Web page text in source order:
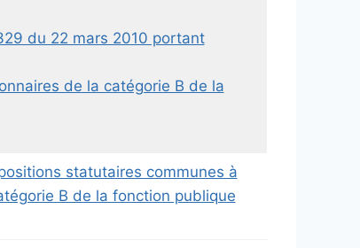
du 22 mars 2010 portant
de la catégorie B de la
statutaires communes à
B de la fonction publique